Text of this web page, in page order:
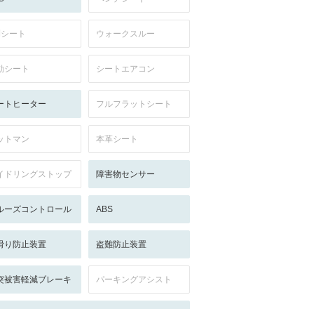
ート ウォークスルー
シート シートエアコン
トヒーター フルフラットシート
トマン 本革シート
ドリングストップ 障害物センサー
ーズコントロール ABS
り防止装置 盗難防止装置
被害軽減ブレーキ パーキングアシスト